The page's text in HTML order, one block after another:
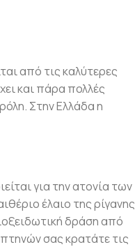
από τις καλύτερες
και πάρα πολλές
Στην Ελλάδα η
για την ατονία των
έλαιο της ρίγανης
δράση από
σας κρατάτε τις